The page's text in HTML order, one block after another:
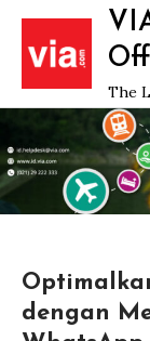
Skip
content
The
dengan